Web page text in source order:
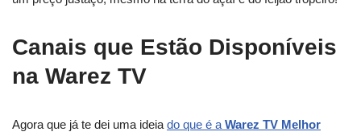
Canais que Estão Disponíveis
na Warez TV
Agora que já te dei uma ideia do que é a Warez TV Melhor